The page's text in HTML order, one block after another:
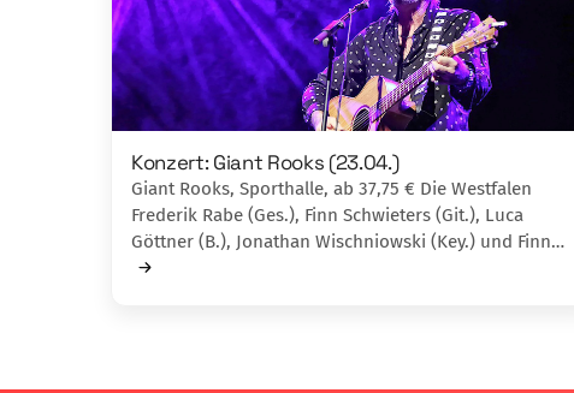
Konzert: Giant Rooks (23.04.)
Giant Rooks, Sporthalle, ab 37,75 € Die Westfalen
Frederik Rabe (Ges.), Finn Schwieters (Git.), Luca
Göttner (B.), Jonathan Wischniowski (Key.) und Finn…